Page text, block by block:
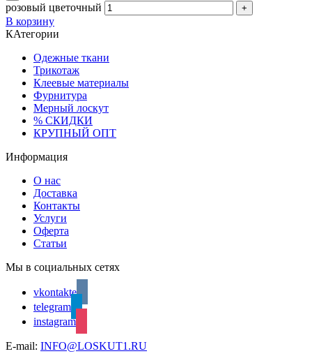
розовый цветочный
В корзину
КАтегории
Одежные ткани
Трикотаж
Клеевые материалы
Фурнитура
Мерный лоскут
% СКИДКИ
КРУПНЫЙ ОПТ
Информация
О нас
Доставка
Контакты
Услуги
Оферта
Статьи
Мы в социальных сетях
vkontakte
telegram
instagram
E-mail: INFO@LOSKUT1.RU